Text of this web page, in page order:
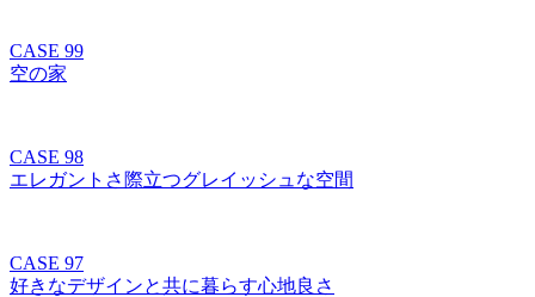
CASE 99
空の家
CASE 98
エレガントさ際立つグレイッシュな空間
CASE 97
好きなデザインと共に暮らす心地良さ